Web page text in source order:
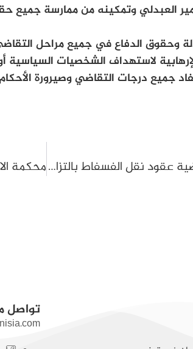
العبدلي وتمكينه من ممارسة جميع
وحقوق الدفاع في جميع مراحل
لاستهداف الشخصيات السياسية
جميع درجات التقاضي وصيرورة
تأجيل محاكمة لطفي علي وآخرين في قضية عقود نقل الفسفاط بالتزامن مع مسار الصلح الجزائي
تواصل